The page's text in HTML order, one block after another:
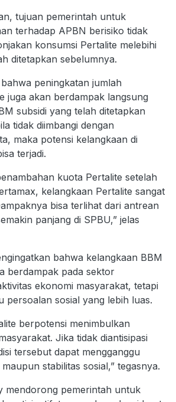
tujuan pemerintah untuk
terhadap APBN berisiko tidak
konsumsi Pertalite melebihi
ditetapkan sebelumnya.
peningkatan jumlah
juga akan berdampak langsung
subsidi yang telah ditetapkan
tidak diimbangi dengan
maka potensi kelangkaan di
terjadi.
kuota Pertalite setelah
kelangkaan Pertalite sangat
bisa terlihat dari antrean
panjang di SPBU,” jelas
bahwa kelangkaan BBM
berdampak pada sektor
ekonomi masyarakat, tetapi
persoalan sosial yang lebih luas.
berpotensi menimbulkan
Jika tidak diantisipasi
tersebut dapat mengganggu
stabilitas sosial,” tegasnya.
mendorong pemerintah untuk